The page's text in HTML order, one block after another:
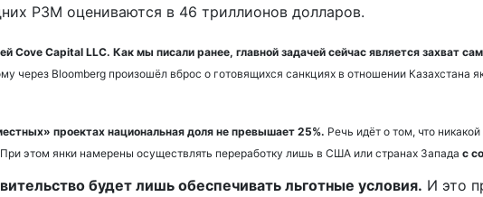
РЗМ оцениваются в 46 триллионов долларов.
Capital LLC. Как мы писали ранее, главной задачей сейчас является захват
через Bloomberg произошёл вброс о готовящихся санкциях в отношении Казахстана
проектах национальная доля не превышает 25%. Речь идёт о том, что
этом янки намерены осуществлять переработку лишь в США или странах Запада с
будет лишь обеспечивать льготные условия. И это